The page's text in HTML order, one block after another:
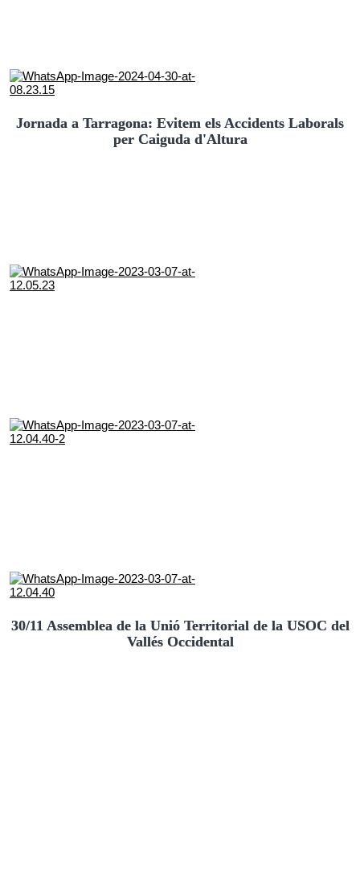
Jornada a Tarragona: Evitem els Accidents Laborals
per Caiguda d'Altura
30/11 Assemblea de la Unió Territorial de la USOC del
Vallés Occidental